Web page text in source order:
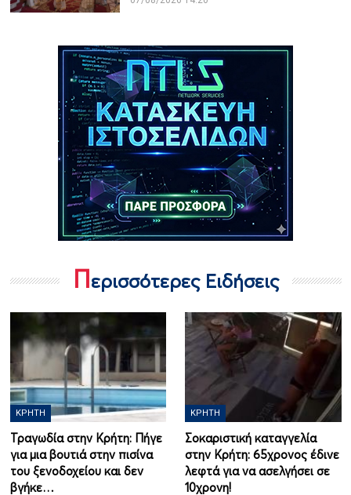
Περισσότερες Ειδήσεις
ΚΡΉΤΗ
Τραγωδία στην Κρήτη: Πήγε
για μια βουτιά στην πισίνα
του ξενοδοχείου και δεν
βγήκε…
ΚΡΉΤΗ
Σοκαριστική καταγγελία
στην Κρήτη: 65χρονος έδινε
λεφτά για να ασελγήσει σε
10χρονη!